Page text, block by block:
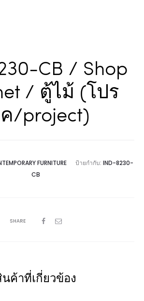
CB / Shop
/ ตู้ไม้ (โปร
ค/project)
FURNITURE ป้ายกำกับ: IND-8230-
CB
SHARE
ค้าที่เกี่ยวข้อง